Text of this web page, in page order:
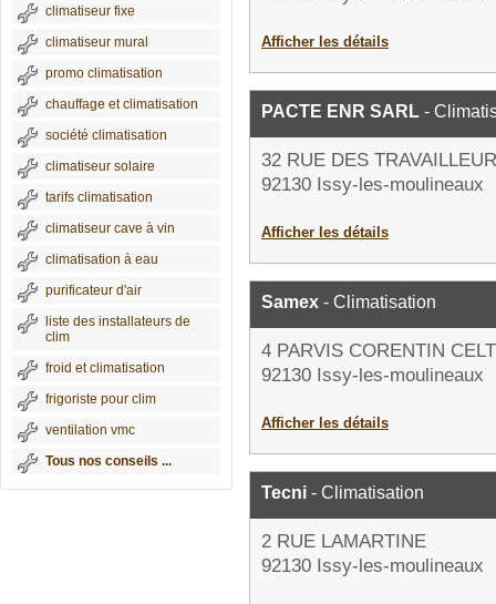
climatiseur fixe
climatiseur mural
promo climatisation
chauffage et climatisation
société climatisation
climatiseur solaire
tarifs climatisation
climatiseur cave à vin
climatisation à eau
purificateur d'air
liste des installateurs de
clim
froid et climatisation
frigoriste pour clim
ventilation vmc
Tous nos conseils ...
Afficher les détails
PACTE ENR SARL -
32 RUE DES
92130 Issy-les-moulineaux
Afficher les détails
Samex - Climatisation
4 PARVIS CORENTIN
92130 Issy-les-moulineaux
Afficher les détails
Tecni - Climatisation
2 RUE LAMARTINE
92130 Issy-les-moulineaux